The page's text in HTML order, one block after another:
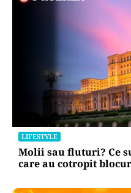
LIFESTYLE
Molii sau fluturi? Ce
care au cotropit